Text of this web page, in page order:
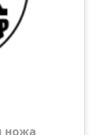
ножа